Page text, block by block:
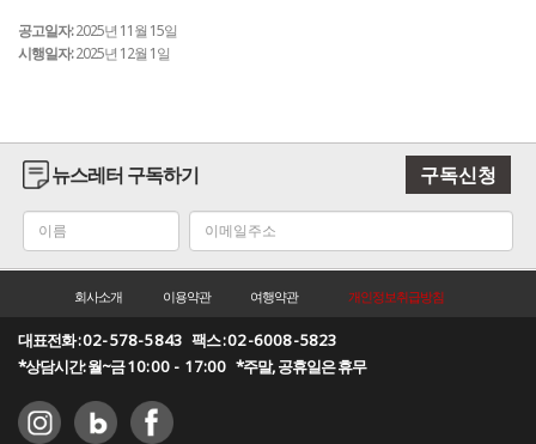
공고일자:2025년 11월 15일
시행일자:2025년 12월 1일
뉴스레터 구독하기 구독신청
회사소개 이용약관 여행약관 개인정보취급방침
대표전화 :02-578-5843 팩스 :02-6008-5823
*상담시간: 월~금10:00 - 17:00 *주말, 공휴일은 휴무